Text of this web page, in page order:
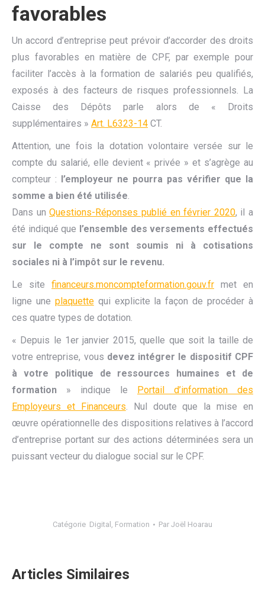
favorables
Un accord d’entreprise peut prévoir d’accorder des droits
plus favorables en matière de CPF, par exemple pour
faciliter l’accès à la formation de salariés peu qualifiés,
exposés à des facteurs de risques professionnels. La
Caisse des Dépôts parle alors de « Droits
supplémentaires » Art. L6323-14 CT.
Attention, une fois la dotation volontaire versée sur le
compte du salarié, elle devient « privée » et s’agrège au
compteur : l’employeur ne pourra pas vérifier que la
somme a bien été utilisée.
Dans unQuestions-Réponses publié en février 2020, il a
été indiqué que l’ensemble des versements effectués
sur le compte ne sont soumis ni à cotisations
sociales ni à l’impôt sur le revenu.
Le site financeurs.moncompteformation.gouv.fr met en
ligne une plaquettequi explicite la façon de procéder à
ces quatre types de dotation.
« Depuis le 1er janvier 2015, quelle que soit la taille de
votre entreprise, vous devez intégrer le dispositif CPF
à votre politique de ressources humaines et de
formation » indique le Portail d’information des
Employeurs et Financeurs. Nul doute que la mise en
œuvre opérationnelle des dispositions relatives à l’accord
d’entreprise portant sur des actions déterminées sera un
puissant vecteur du dialogue social sur le CPF.
Catégorie Digital , Formation Par Joël Hoarau
Articles Similaires